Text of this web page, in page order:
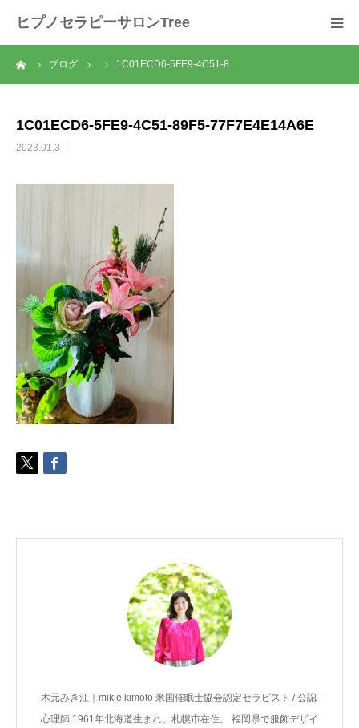
ヒプノセラピーサロンTree
ブログ 1C01ECD6-5FE9-4C51-8…
1C01ECD6-5FE9-4C51-89F5-77F7E4E14A6E
2023.01.3
木元みき江｜mikie kimoto 米国催眠士協会認定セラピスト / 公認
心理師 1961年北海道生まれ。札幌市在住。 福岡県で服飾デザイ
ホーム
料金
スクール
ご予約